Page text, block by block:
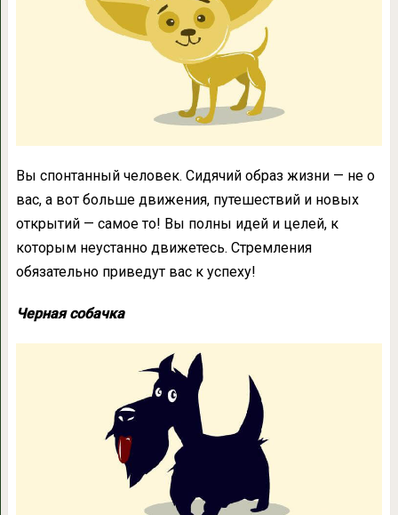
Вы спонтанный человек. Сидячий образ жизни — не о
вас, а вот больше движения, путешествий и новых
открытий — самое то! Вы полны идей и целей, к
которым неустанно движетесь. Стремления
обязательно приведут вас к успеху!
Черная собачка